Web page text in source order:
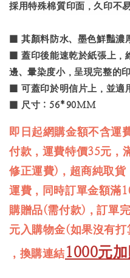
採用特殊棉質印面，久印不
■ 其顏料防水、墨色鮮豔濃
■ 蓋印後能速乾於紙張上
邊、暈染度小，呈現完整的
■ 可蓋印於明信片上，並適
■ 尺寸：56*90MM
即日起網購金額不含運
付款，運費特價35元，
修正運費)，超商純取
運費，同時訂單金額滿
購贈品(需付款)，訂單
元入購物金(如果沒有
，換購連結1000元